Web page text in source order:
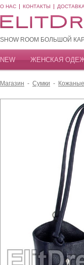
О НАС КОНТАКТЫ ДОСТАВКА
SHOW ROOM БОЛЬШОЙ
NEW ЖЕНСКАЯ
Магазин - Сумки -